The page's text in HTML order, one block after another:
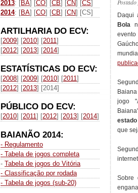
2013: [BA] [CO] [CB] [CN] [CS]
2014: [BA] [CO] [CB] [CN] [CS]
ARTILHARIA DO ECV:
[2009] [2010] [2011]
[2012] [2013] [2014]
ESTATÍSTICAS DO ECV:
[2008] [2009] [2010] [2011]
[2012] [2013] [2014]
PÚBLICO DO ECV:
[2010] [2011] [2012] [2013] [2014]
BAIANÃO 2014:
- Regulamento
- Tabela de jogos completa
- Tabela de jogos do Vitória
- Classificação por rodada
- Tabela de jogos (sub-20)
Daqui
Bola
jogo
estado
que
Sobre